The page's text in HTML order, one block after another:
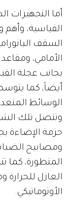
أما التجهيزات
القياسية، وأهم
السقف
الأمامي،
بجانب عجلة
أيضاً، كما
الوسائط
وتتصل تلك
حزمة الإضاءة
المتطورة، كما
العازل
الأوتوماتيكي.